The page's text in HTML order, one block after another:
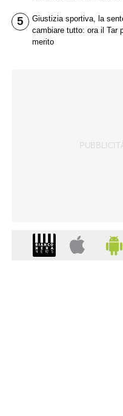
5
Giustizia sportiva, la
cambiare tutto: ora il Tar
merito